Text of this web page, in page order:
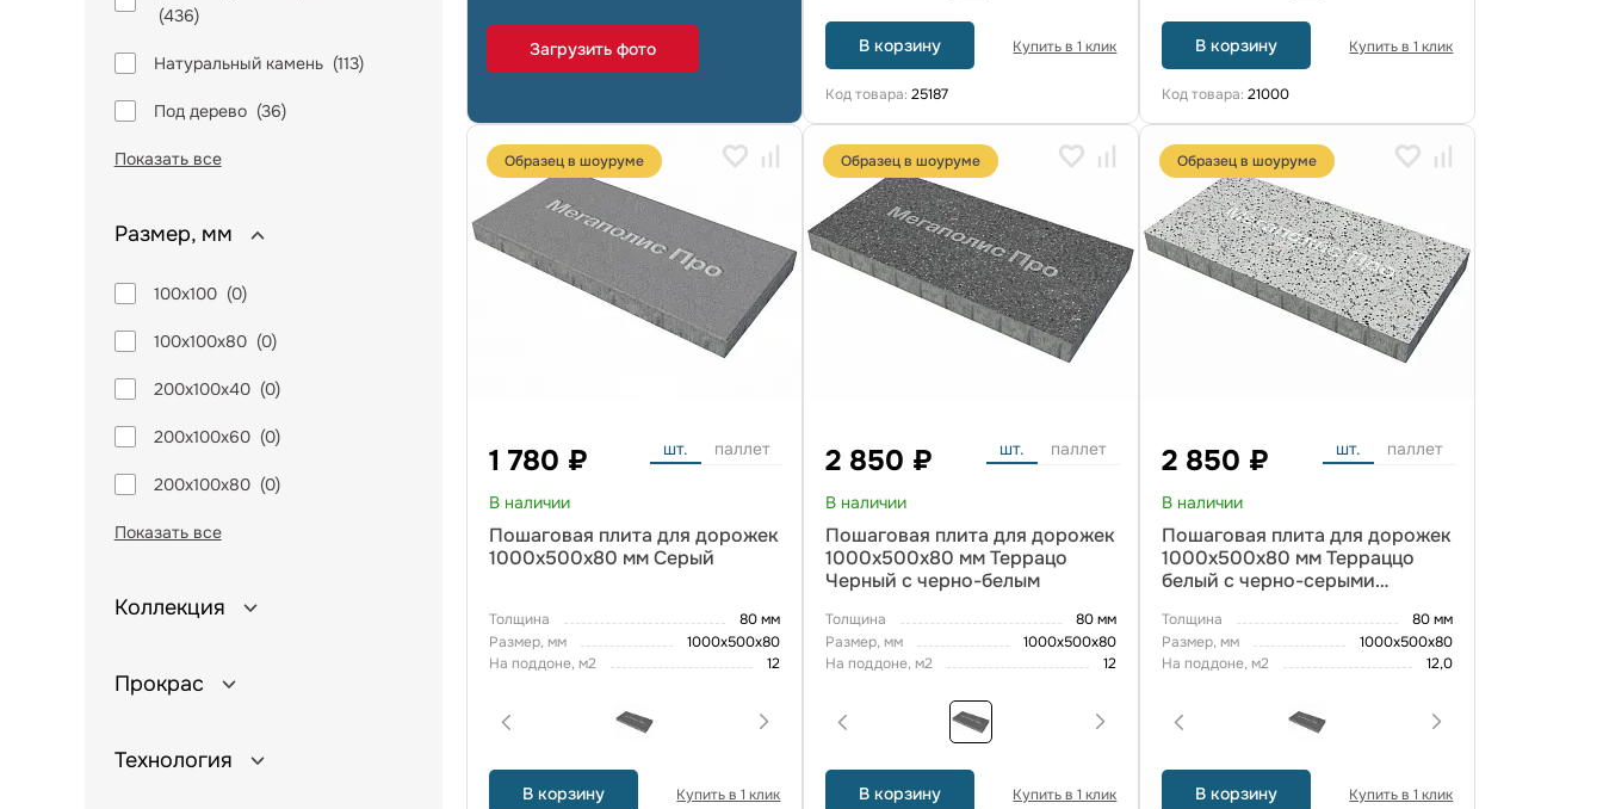
(436)
Натуральный камень(113)
Под дерево(36)
Показать все
Размер, мм
100х100(0)
100х100х80(0)
200х100х40(0)
200х100х60(0)
200х100х80(0)
Показать все
Коллекция
Прокрас
Технология
Загрузить фото В корзину Купить в 1 клик
Код товара:25187
В корзину Купить в 1 клик
Код товара:21000
Образец в шоуруме
1 780 ₽ шт. паллет
В наличии
Пошаговая плита для дорожек
1000х500х80 мм Серый
Толщина
80 мм
Размер, мм
1000x500x80
На поддоне, м2
12
В корзину Купить в 1 клик
Образец в шоуруме
2 850 ₽ шт. паллет
В наличии
Пошаговая плита для дорожек
1000х500х80 мм Террацо
Черный с черно-белым
Толщина
80 мм
Размер, мм
1000x500x80
На поддоне, м2
12
В корзину Купить в 1 клик
Образец в шоуруме
2 850 ₽ шт. паллет
В наличии
Пошаговая плита для дорожек
1000x500x80 мм Терраццо
белый с черно-серыми
Толщина
80 мм
Размер, мм
1000x500x80
На поддоне, м2
12,0
В корзину Купить в 1 клик